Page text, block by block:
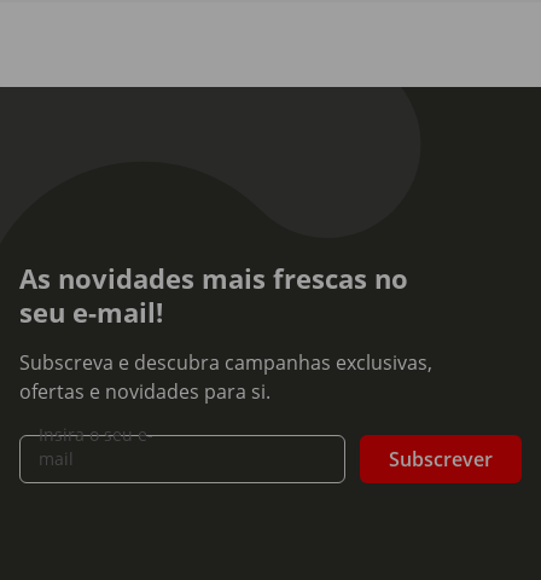
As novidades mais frescas no
seu e-mail!
Subscreva e descubra campanhas exclusivas,
ofertas e novidades para si.
Insira o seu e-
mail
Subscrever